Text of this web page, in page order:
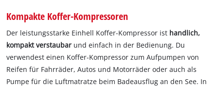
Kompakte Koffer-Kompressoren
Der leistungsstarke Einhell Koffer-Kompressor ist handlich,
kompakt verstaubar und einfach in der Bedienung. Du
verwendest einen Koffer-Kompressor zum Aufpumpen von
Reifen für Fahrräder, Autos und Motorräder oder auch als
Pumpe für die Luftmatratze beim Badeausflug an den See. In